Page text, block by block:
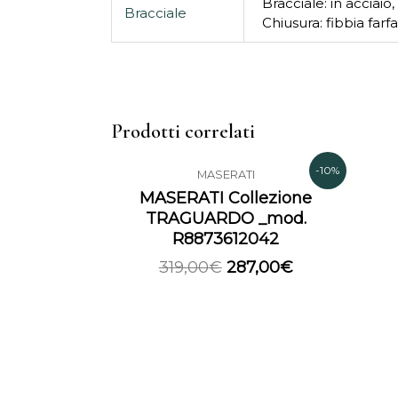
Bracciale
Bracciale: in
Chiusura: fibbia
Prodotti correlati
-10%
MASERATI
MASERATI Collezione
TRAGUARDO _mod.
R8873612042
319,00€
Il
prezzo
originale
era:
319,00€.
287,00€
prezzo
attuale
è: